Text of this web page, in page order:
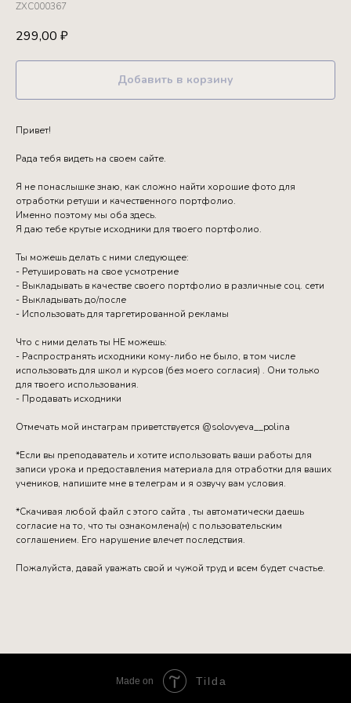
ZXC000367
299,00 ₽
Добавить в корзину
Привет!
Рада тебя видеть на своем сайте.
Я не понаслышке знаю, как сложно найти хорошие фото для
отработки ретуши и качественного портфолио.
Именно поэтому мы оба здесь.
Я даю тебе крутые исходники для твоего портфолио.
Ты можешь делать с ними следующее:
- Ретушировать на свое усмотрение
- Выкладывать в качестве своего портфолио в различные соц. сети
- Выкладывать до/после
- Использовать для таргетированной рекламы
Что с ними делать ты НЕ можешь:
- Распространять исходники кому-либо не было, в том числе
использовать для школ и курсов (без моего согласия) . Они только
для твоего использования.
- Продавать исходники
Отмечать мой инстаграм приветствуется @solovyeva__polina
*Если вы преподаватель и хотите использовать ваши работы для
записи урока и предоставления материала для отработки для ваших
учеников, напишите мне в телеграм и я озвучу вам условия.
*Скачивая любой файл с этого сайта , ты автоматически даешь
согласие на то, что ты ознакомлена(н) с пользовательским
соглашением. Его нарушение влечет последствия.
Пожалуйста, давай уважать свой и чужой труд и всем будет счастье.
Made on Tilda